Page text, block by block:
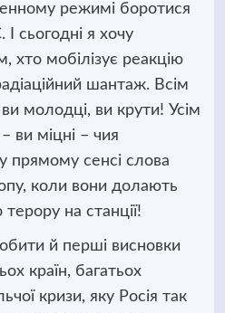
режимі боротися
сьогодні я хочу
хто мобілізує реакцію
шантаж. Всім
молодці, ви крути! Усім
ви міцні – чия
прямому сенсі слова
коли вони долають
терору на станції!
й перші висновки
країн, багатьох
кризи, яку Росія так